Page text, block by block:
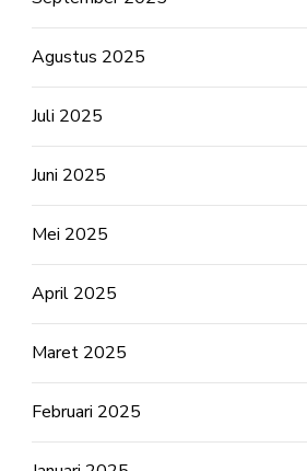
Agustus 2025
Juli 2025
Juni 2025
Mei 2025
April 2025
Maret 2025
Februari 2025